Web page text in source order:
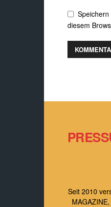
diesem
Seit 2010